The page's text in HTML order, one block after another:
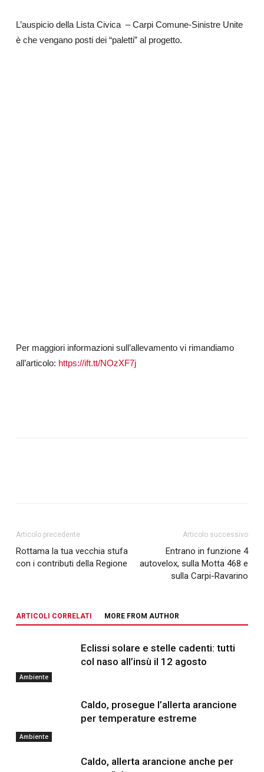
L’auspicio della Lista Civica – Carpi Comune-Sinistre Unite
è che vengano posti dei “paletti” al progetto.
Per maggiori informazioni sull’allevamento vi rimandiamo
all’articolo: https://ift.tt/NOzXF7j
Articolo precedente
Rottama la tua vecchia stufa
con i contributi della Regione
Articolo successivo
Entrano in funzione 4
autovelox, sulla Motta 468 e
sulla Carpi-Ravarino
ARTICOLI CORRELATI MORE FROM AUTHOR
Ambiente
Eclissi solare e stelle cadenti: tutti
col naso all’insù il 12 agosto
Ambiente
Caldo, prosegue l’allerta arancione
per temperature estreme
Caldo, allerta arancione anche per